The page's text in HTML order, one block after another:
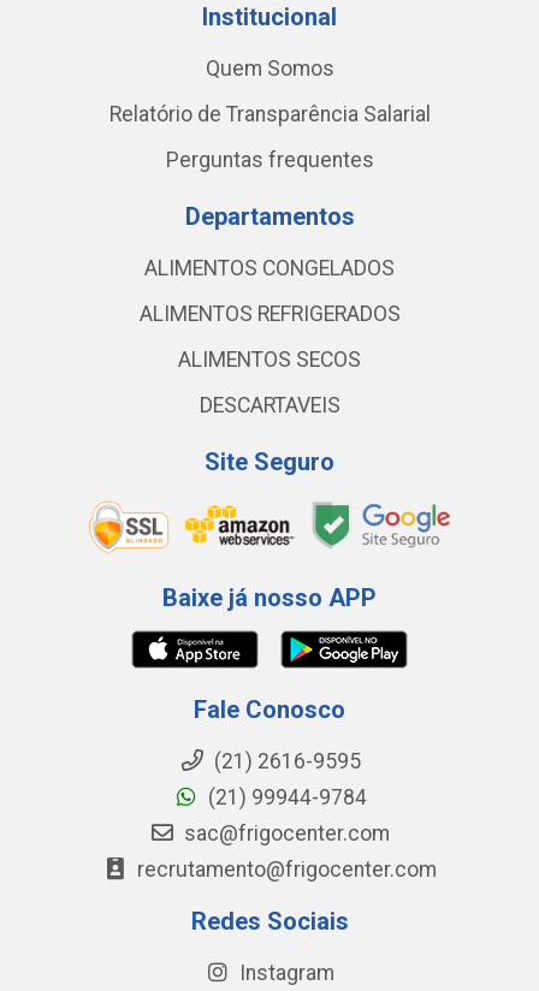
Institucional
Quem Somos
Relatório de Transparência Salarial
Perguntas frequentes
Departamentos
ALIMENTOS CONGELADOS
ALIMENTOS REFRIGERADOS
ALIMENTOS SECOS
DESCARTAVEIS
Site Seguro
Baixe já nosso APP
Fale Conosco
(21) 2616-9595
(21) 99944-9784
sac@frigocenter.com
recrutamento@frigocenter.com
Redes Sociais
Instagram